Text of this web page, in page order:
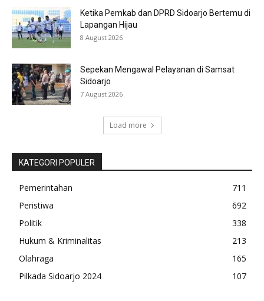
Ketika Pemkab dan DPRD Sidoarjo Bertemu di
Lapangan Hijau
8 August 2026
Sepekan Mengawal Pelayanan di Samsat
Sidoarjo
7 August 2026
Load more
KATEGORI POPULER
Pemerintahan
711
Peristiwa
692
Politik
338
Hukum & Kriminalitas
213
Olahraga
165
Pilkada Sidoarjo 2024
107